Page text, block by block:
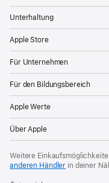
Unterhaltung
Apple Store
Für Unternehmen
Für den Bildungsbereich
Apple Werte
Über Apple
Weitere
anderen Händler in deiner